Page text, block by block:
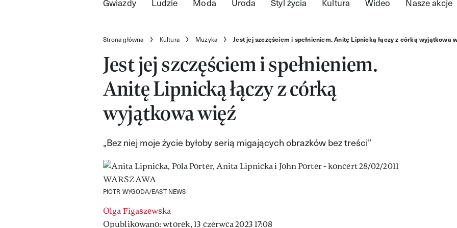
Strona główna Kultura Muzyka Jest jej szczęściem i spełnieniem. Anitę Lipnicką łączy z córką wyjątkowa
Jest jej szczęściem i spełnieniem.
Anitę Lipnicką łączy z córką
wyjątkowa więź
„Bez niej moje życie byłoby serią migających obrazków bez treści”
PIOTR WYGODA/EAST NEWS
Olga Figaszewska
Opublikowano: wtorek, 13 czerwca 2023 17:08